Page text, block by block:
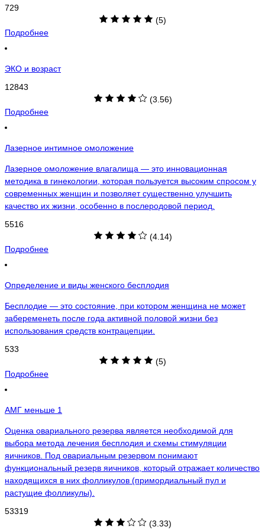
729
(5)
Подробнее
ЭКО и возраст
12843
(3.56)
Подробнее
Лазерное интимное омоложение
Лазерное омоложение влагалища — это инновационная
методика в гинекологии, которая пользуется высоким спросом у
современных женщин и позволяет существенно улучшить
качество их жизни, особенно в послеродовой период.
5516
(4.14)
Подробнее
Определение и виды женского бесплодия
Бесплодие — это состояние, при котором женщина не может
забеременеть после года активной половой жизни без
использования средств контрацепции.
533
(5)
Подробнее
АМГ меньше 1
Оценка овариального резерва является необходимой для
выбора метода лечения бесплодия и схемы стимуляции
яичников. Под овариальным резервом понимают
функциональный резерв яичников, который отражает количество
находящихся в них фолликулов (примордиальный пул и
растущие фолликулы).
53319
(3.33)